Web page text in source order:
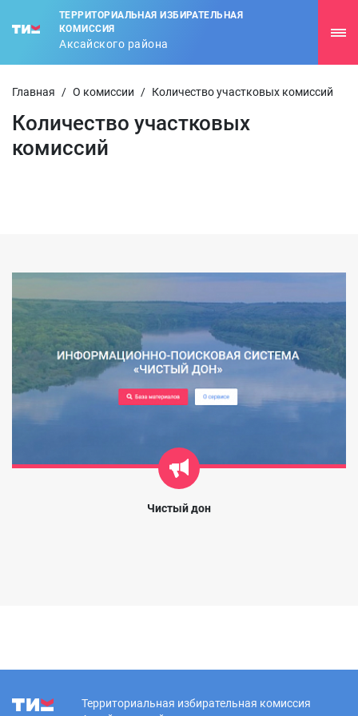
ТЕРРИТОРИАЛЬНАЯ ИЗБИРАТЕЛЬНАЯ
КОМИССИЯ
Аксайского района
Главная / О комиссии / Количество участковых комиссий
Количество участковых
комиссий
Чистый дон
Территориальная избирательная комиссия